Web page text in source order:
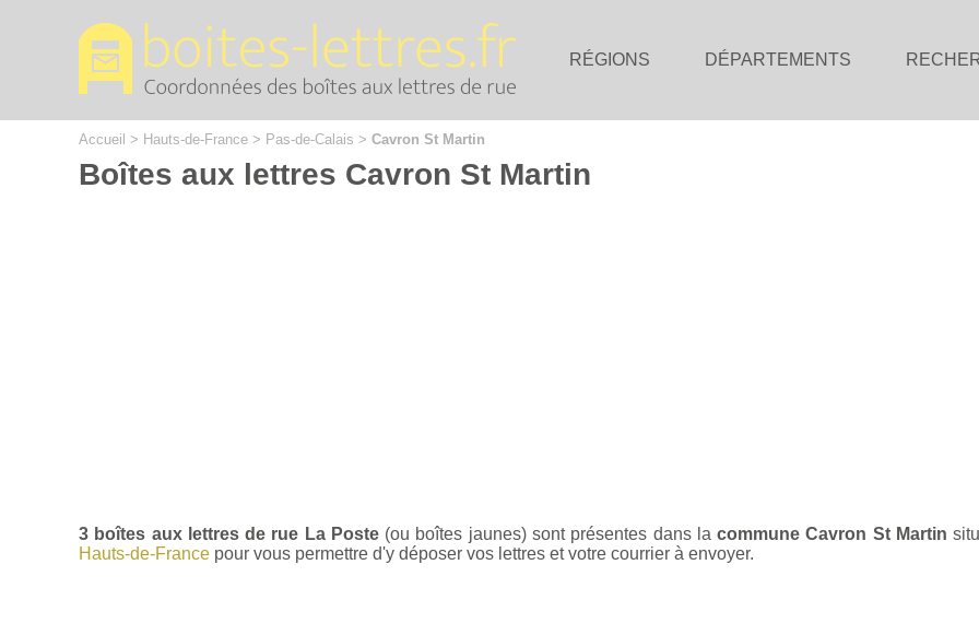
RÉGIONS DÉPARTEMENTS
Accueil > Hauts-de-France > Pas-de-Calais > Cavron St Martin
Boîtes aux lettres Cavron St Martin
3 boîtes aux lettres de rue La Poste(ou boîtes jaunes) sont présentes dans lacommune Cavron St Martin
Hauts-de-France pour vous permettre d'y déposer vos lettres et votre courrier à envoyer.